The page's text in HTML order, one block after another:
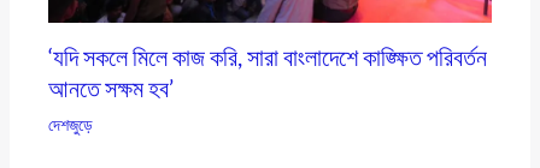
‘যদি সকলে মিলে কাজ করি, সারা বাংলাদেশে কাঙ্ক্ষিত পরিবর্তন
আনতে সক্ষম হব’
দেশজুড়ে